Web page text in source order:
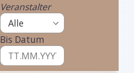
Veranstalter
Bis Datum